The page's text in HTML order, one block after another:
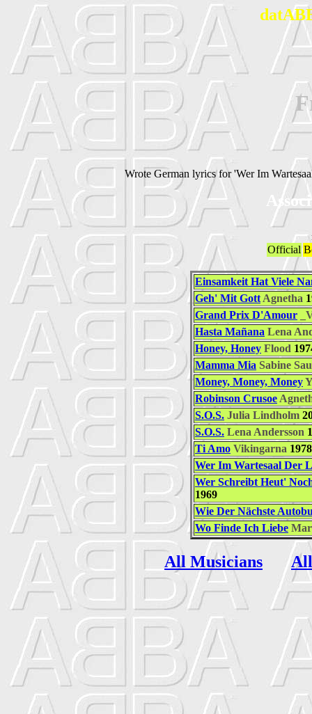
Wrote German lyrics for 'Wer Im
Official
Einsamkeit Hat Viele
Geh' Mit Gott Agnetha
Grand Prix D'Amour
Hasta Mañana Lena
Honey, Honey Flood
Mamma Mia Sabine
Money, Money, Money
Robinson Crusoe
S.O.S. Julia Lindholm
S.O.S. Lena Andersson
Ti Amo Vikingarna 1978
Wer Im Wartesaal Der
Wer Schreibt Heut'
1969
Wie Der Nächste
Wo Finde Ich Liebe
All Musicians